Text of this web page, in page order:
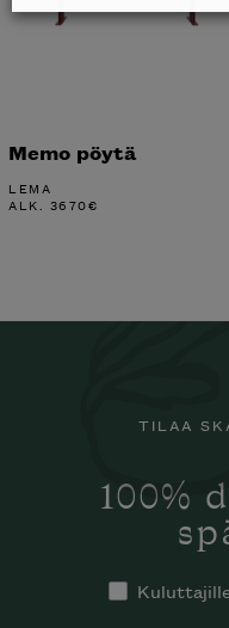
Memo pöytä
LEMA
ALK. 3670€
TILAA
100%